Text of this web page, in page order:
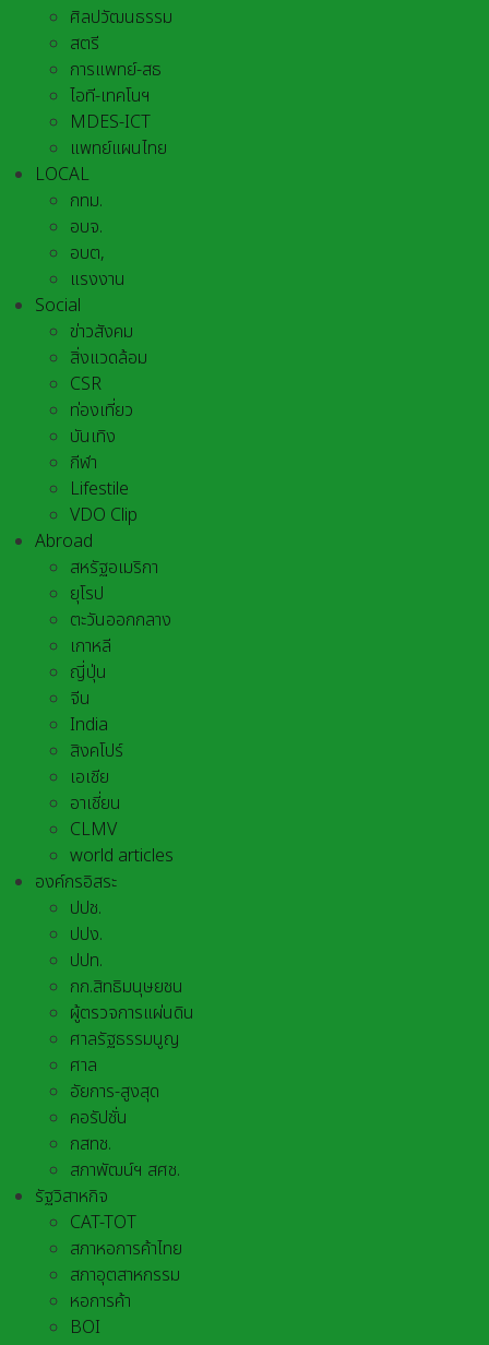
ศิลปวัฒนธรรม
สตรี
การแพทย์-สธ
ไอที-เทคโนฯ
MDES-ICT
แพทย์แผนไทย
LOCAL
กทม.
อบจ.
อบต,
แรงงาน
Social
ข่าวสังคม
สิ่งแวดล้อม
CSR
ท่องเที่ยว
บันเทิง
กีฬา
Lifestile
VDO Clip
Abroad
สหรัฐอเมริกา
ยุโรป
ตะวันออกกลาง
เกาหลี
ญี่ปุ่น
จีน
India
สิงคโปร์
เอเชีย
อาเชี่ยน
CLMV
world articles
องค์กรอิสระ
ปปช.
ปปง.
ปปท.
กก.สิทธิมนุษยชน
ผู้ตรวจการแผ่นดิน
ศาลรัฐธรรมนูญ
ศาล
อัยการ-สูงสุด
คอรัปชั่น
กสทช.
สภาพัฒน์ฯ สศช.
รัฐวิสาหกิจ
CAT-TOT
สภาหอการค้าไทย
สภาอุตสาหกรรม
หอการค้า
BOI